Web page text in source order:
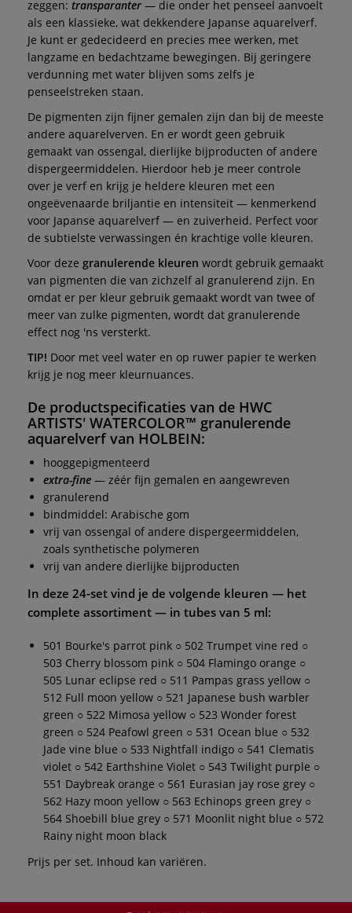
zeggen: transparanter — die onder het penseel aanvoelt
als een klassieke, wat dekkendere Japanse aquarelverf.
Je kunt er gedecideerd en precies mee werken, met
langzame en bedachtzame bewegingen. Bij geringere
verdunning met water blijven soms zelfs je
penseelstreken staan.
De pigmenten zijn fijner gemalen zijn dan bij de meeste
andere aquarelverven. En er wordt geen gebruik
gemaakt van ossengal, dierlijke bijproducten of andere
dispergeermiddelen. Hierdoor heb je meer controle
over je verf en krijg je heldere kleuren met een
ongeëvenaarde briljantie en intensiteit — kenmerkend
voor Japanse aquarelverf — en zuiverheid. Perfect voor
de subtielste verwassingen én krachtige volle kleuren.
Voor deze granulerende kleuren wordt gebruik gemaakt
van pigmenten die van zichzelf al granulerend zijn. En
omdat er per kleur gebruik gemaakt wordt van twee of
meer van zulke pigmenten, wordt dat granulerende
effect nog 'ns versterkt.
TIP! Door met veel water en op ruwer papier te werken
krijg je nog meer kleurnuances.
De productspecificaties van de HWC
ARTISTS' WATERCOLOR™ granulerende
aquarelverf van HOLBEIN:
hooggepigmenteerd
extra-fine — zéér fijn gemalen en aangewreven
granulerend
bindmiddel: Arabische gom
vrij van ossengal of andere dispergeermiddelen,
zoals synthetische polymeren
vrij van andere dierlijke bijproducten
In deze 24-set vind je de volgende kleuren — het
complete assortiment — in tubes van 5 ml:
501 Bourke's parrot pink ○ 502 Trumpet vine red ○
503 Cherry blossom pink ○ 504 Flamingo orange ○
505 Lunar eclipse red ○ 511 Pampas grass yellow ○
512 Full moon yellow ○ 521 Japanese bush warbler
green ○ 522 Mimosa yellow ○ 523 Wonder forest
green ○ 524 Peafowl green ○ 531 Ocean blue ○ 532
Jade vine blue ○ 533 Nightfall indigo ○ 541 Clematis
violet ○ 542 Earthshine Violet ○ 543 Twilight purple ○
551 Daybreak orange ○ 561 Eurasian jay rose grey ○
562 Hazy moon yellow ○ 563 Echinops green grey ○
564 Shoebill blue grey ○ 571 Moonlit night blue ○ 572
Rainy night moon black
Prijs per set. Inhoud kan variëren.